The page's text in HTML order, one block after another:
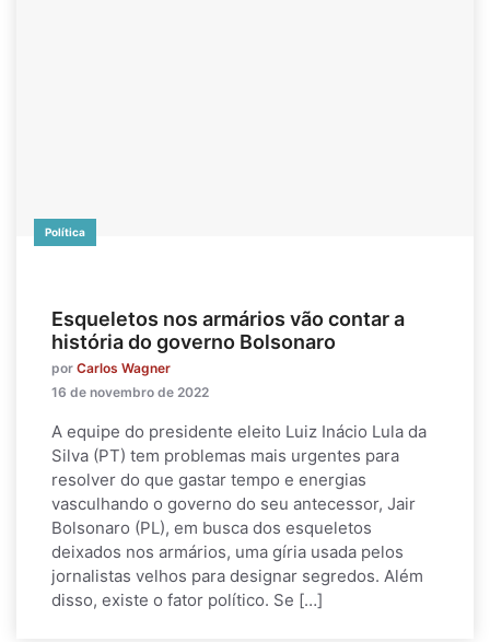
Política
Esqueletos nos armários vão contar a
história do governo Bolsonaro
por Carlos Wagner
16 de novembro de 2022
A equipe do presidente eleito Luiz Inácio Lula da
Silva (PT) tem problemas mais urgentes para
resolver do que gastar tempo e energias
vasculhando o governo do seu antecessor, Jair
Bolsonaro (PL), em busca dos esqueletos
deixados nos armários, uma gíria usada pelos
jornalistas velhos para designar segredos. Além
disso, existe o fator político. Se […]